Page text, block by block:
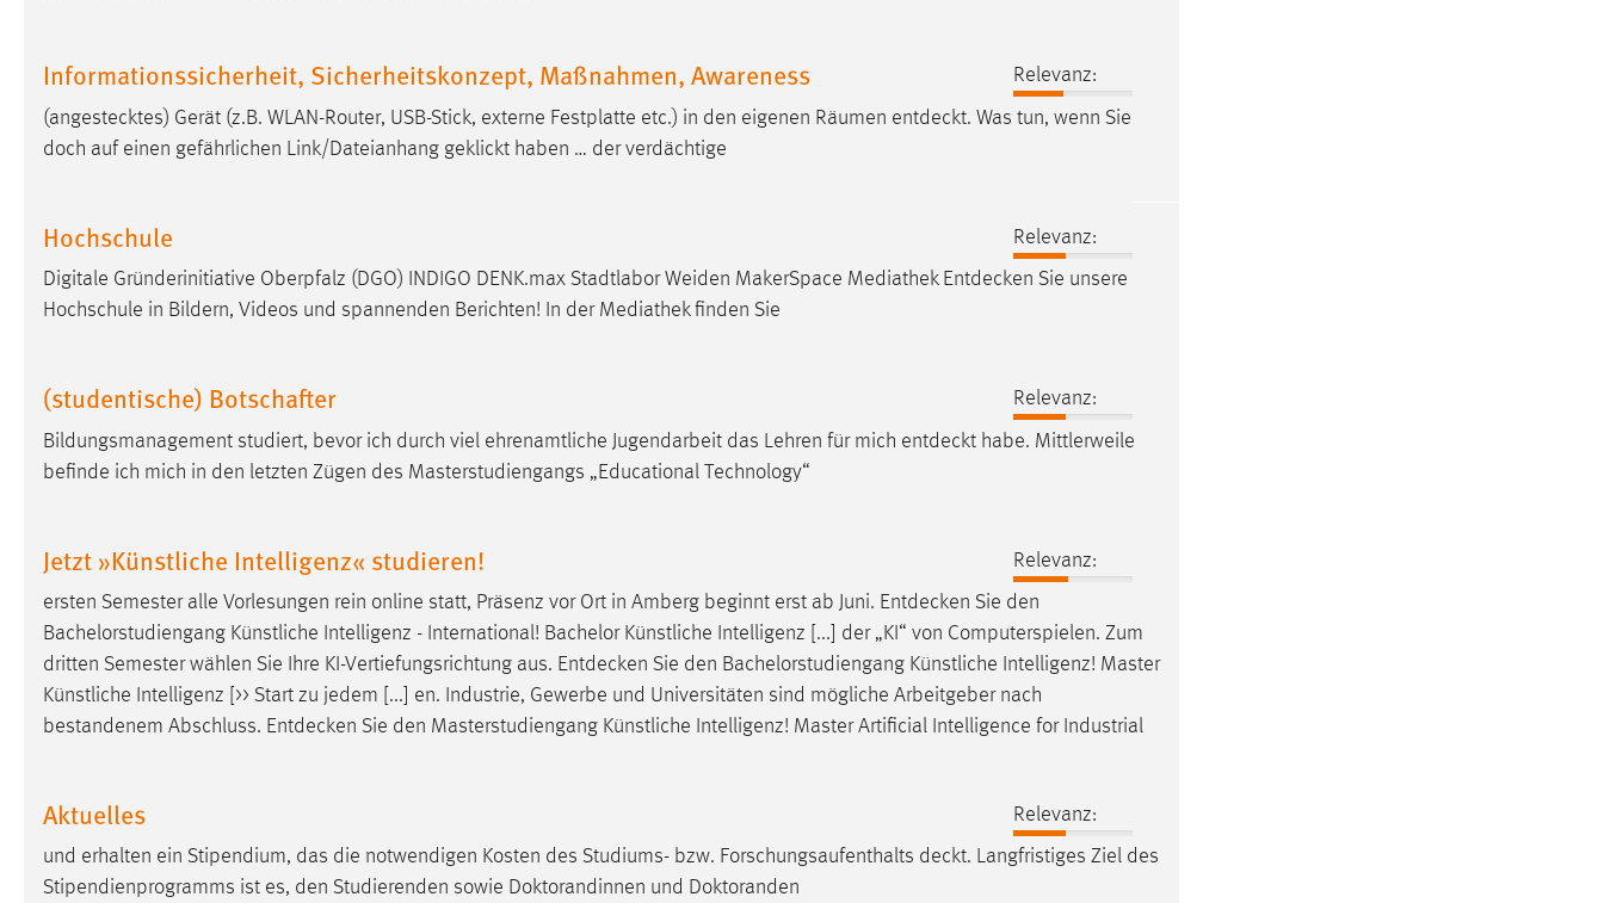
Informationssicherheit, Sicherheitskonzept, Maßnahmen, Awareness
Relevanz:
(angestecktes) Gerät (z.B. WLAN-Router, USB-Stick, externe Festplatte etc.) in den eigenen Räumen entdeckt. Was tun, wenn Sie
doch auf einen gefährlichen Link/Dateianhang geklickt haben … der verdächtige
Hochschule
Relevanz:
Digitale Gründerinitiative Oberpfalz (DGO) INDIGO DENK.max Stadtlabor Weiden MakerSpace Mediathek Entdecken Sie unsere
Hochschule in Bildern, Videos und spannenden Berichten! In der Mediathek finden Sie
(studentische) Botschafter
Relevanz:
Bildungsmanagement studiert, bevor ich durch viel ehrenamtliche Jugendarbeit das Lehren für mich entdeckt habe. Mittlerweile
befinde ich mich in den letzten Zügen des Masterstudiengangs „Educational Technology“
Jetzt »Künstliche Intelligenz« studieren!
Relevanz:
ersten Semester alle Vorlesungen rein online statt, Präsenz vor Ort in Amberg beginnt erst ab Juni. Entdecken Sie den
Bachelorstudiengang Künstliche Intelligenz - International! Bachelor Künstliche Intelligenz [...] der „KI“ von Computerspielen. Zum
dritten Semester wählen Sie Ihre KI-Vertiefungsrichtung aus. Entdecken Sie den Bachelorstudiengang Künstliche Intelligenz! Master
Künstliche Intelligenz [>> Start zu jedem [...] en. Industrie, Gewerbe und Universitäten sind mögliche Arbeitgeber nach
bestandenem Abschluss. Entdecken Sie den Masterstudiengang Künstliche Intelligenz! Master Artificial Intelligence for Industrial
Aktuelles
Relevanz:
und erhalten ein Stipendium, das die notwendigen Kosten des Studiums- bzw. Forschungsaufenthalts deckt. Langfristiges Ziel des
Stipendienprogramms ist es, den Studierenden sowie Doktorandinnen und Doktoranden
Sprachpräferenz
Name: site-language-preference
Zweck:
Das Cookie speichert die gewählte
Cookie Laufzeit:
Chat
5e9dbeb1811c0446
Zweck:
Wird benötigt um die Chatfunktion
nutzen zu können.
Sitzungslaufzeit, mibew_locale = 3
Login
Name: fe_user, be_user, be_lastLoginProvider
Cookie Laufzeit: